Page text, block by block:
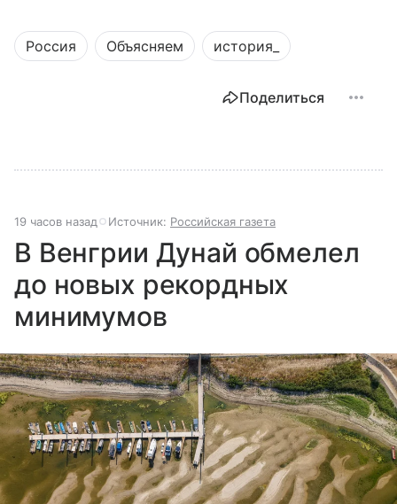
Россия Объясняем история_
Поделиться
19 часов назад Источник: Российская газета
В Венгрии Дунай обмелел
до новых рекордных
минимумов